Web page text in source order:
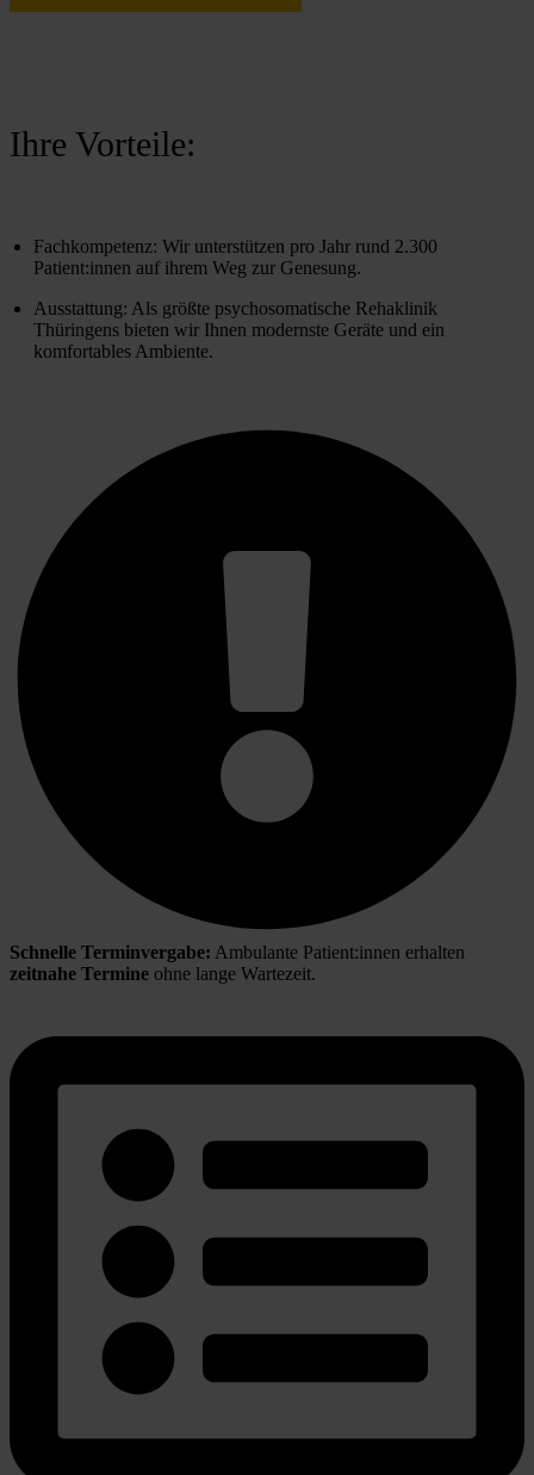
Ihre Vorteile:
Fachkompetenz: Wir unterstützen pro Jahr rund 2.300
Patient:innen auf ihrem Weg zur Genesung.
Ausstattung: Als größte psychosomatische Rehaklinik
Thüringens bieten wir Ihnen modernste Geräte und ein
komfortables Ambiente.
Schnelle Terminvergabe:
zeitnahe Termine ohne lange Wartezeit.